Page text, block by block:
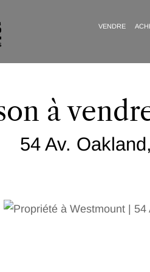
VENDRE
à
54 Av.